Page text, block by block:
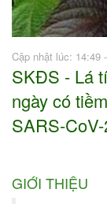
Cập nhật lúc: 14:49
SKĐS - Lá
ngày có
SARS-
GIỚI THIỆU